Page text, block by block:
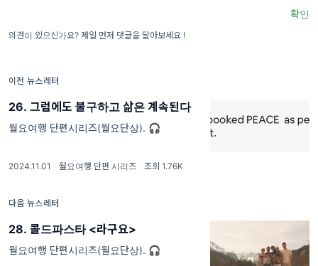
확인
의견이 있으신가요? 제일 먼저 댓글을 달아보세요 !
이전 뉴스레터
26. 그럼에도 불구하고 삶은 계속된다
월요여행 단편시리즈(월요단상). 🎧
2024.11.01 · 월요여행 단편 시리즈 · 조회 1.76K
다음 뉴스레터
28. 콜드파스타 <라구요>
월요여행 단편시리즈(월요단상). 🎧